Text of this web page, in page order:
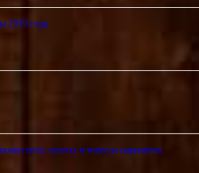
2019 года
пола: плюсы и минусы вариантов